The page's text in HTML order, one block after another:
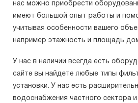
нас можно приобрести
имеют большой опыт работы и
учитывая особенности вашего
например этажность и площадь
У нас в наличии всегда есть
сайте вы найдете любые типы
установки. У нас есть
водоснабжения частного сектора